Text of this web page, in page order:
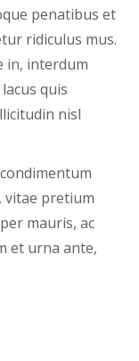
penatibus et
ridiculus mus.
in, interdum
quis
nisl
vitae pretium
mauris, ac
et urna ante,